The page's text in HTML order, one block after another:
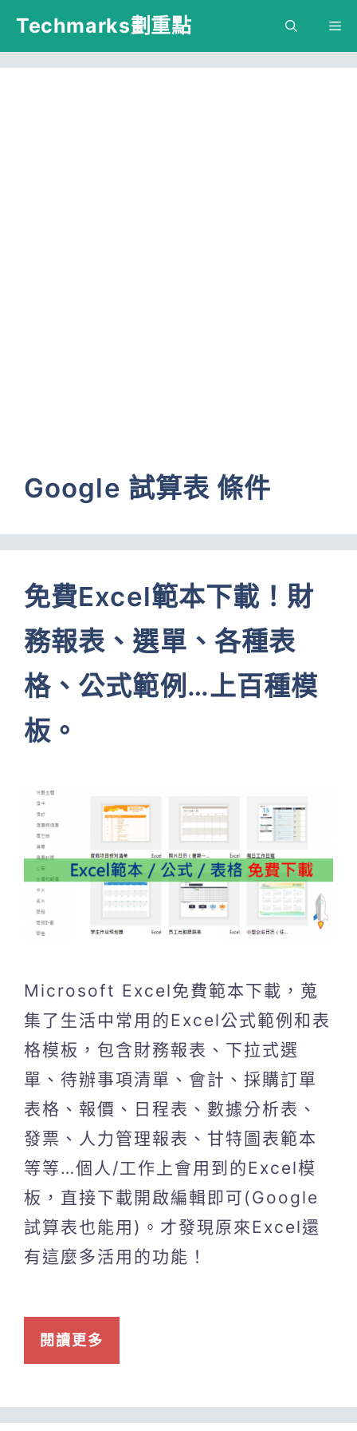
跳
主
Techmarks劃重點
Google 試算表 條件
免費Excel範本下載！財
務報表、選單、各種表
格、公式範例…上百種模
板。
Microsoft Excel免費範本下載，蒐
集了生活中常用的Excel公式範例和表
格模板，包含財務報表、下拉式選
單、待辦事項清單、會計、採購訂單
表格、報價、日程表、數據分析表、
發票、人力管理報表、甘特圖表範本
等等…個人/工作上會用到的Excel模
板，直接下載開啟編輯即可(Google
試算表也能用)。才發現原來Excel還
有這麼多活用的功能！
閱讀更多